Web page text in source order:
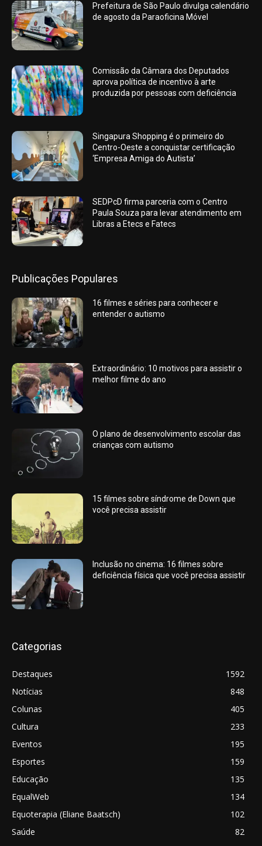
Prefeitura de São Paulo divulga calendário
de agosto da Paraoficina Móvel
Comissão da Câmara dos Deputados
aprova política de incentivo à arte
produzida por pessoas com deficiência
Singapura Shopping é o primeiro do
Centro-Oeste a conquistar certificação
‘Empresa Amiga do Autista’
SEDPcD firma parceria com o Centro
Paula Souza para levar atendimento em
Libras a Etecs e Fatecs
Publicações Populares
16 filmes e séries para conhecer e
entender o autismo
Extraordinário: 10 motivos para assistir o
melhor filme do ano
O plano de desenvolvimento escolar das
crianças com autismo
15 filmes sobre síndrome de Down que
você precisa assistir
Inclusão no cinema: 16 filmes sobre
deficiência física que você precisa assistir
Categorias
Destaques
1592
Notícias
848
Colunas
405
Cultura
233
Eventos
195
Esportes
159
Educação
135
EqualWeb
134
Equoterapia (Eliane Baatsch)
102
Saúde
82